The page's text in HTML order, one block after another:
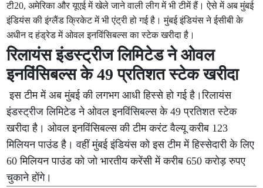
टी20, अमेरिका और यूएई में खेले जाने वाली लीग में भी टीमें हैं। ऐसे में अब मुंबई
इंडियंस की इंग्लैंड क्रिकेट में भी एंट्री हो गई है। मुंबई इंडियंस ने ईसीबी के
अधीन द हंड्रेड में ओवल इनविंसिबल्स का स्टेक खरीदा है।
रिलायंस इंडस्ट्रीज लिमिटेड ने ओवल
इनविंसिबल्स के 49 प्रतिशत स्टेक खरीदा
इस टीम में अब मुंबई की लगभग आधी हिस्से हो गई है।रिलायंस
इंडस्ट्रीज लिमिटेड ने ओवल इनविंसिबल्स के 49 प्रतिशत स्टेक
खरीदा है। ओवल इनविंसिबल्स की टीम करंट वैल्यू करीब 123
मिलियन पाउंड है। वहीं मुंबई इंडियंस को इस टीम में हिस्सेदारी के लिए
60 मिलियन पाउंड को जो भारतीय करेंसी में करीब 650 करोड़ रुपए
चुकाने होंगे।